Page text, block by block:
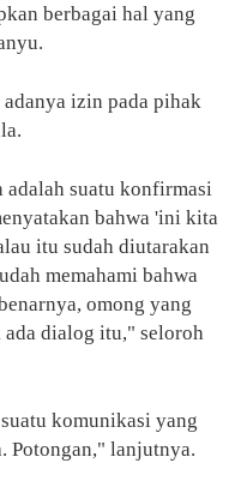
berbagai hal yang
izin pada pihak
adalah suatu konfirmasi
bahwa 'ini kita
itu sudah diutarakan
memahami bahwa
omong yang
ada dialog itu," seloroh
komunikasi yang
Potongan," lanjutnya.